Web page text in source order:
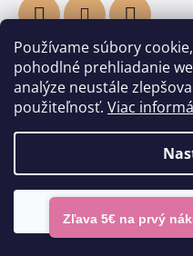
Používame súbory
pohodlné prehliadanie
analýze neustále
použiteľnosť. Viac
Odmietnuť
Informácie pre vás
Kontakty
Darčekové poukazy
Doprava a platba
Zľava 5€ na prvý